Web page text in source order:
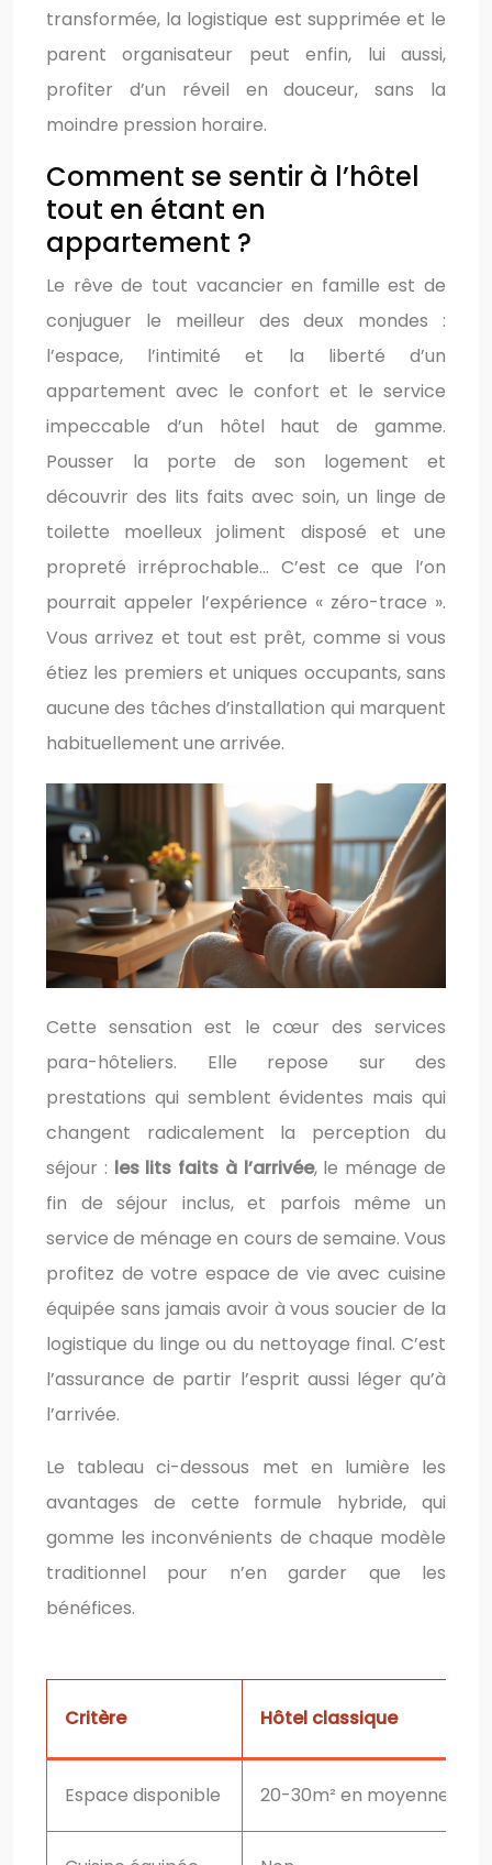
transformée, la logistique est supprimée et le
parent organisateur peut enfin, lui aussi,
profiter d’un réveil en douceur, sans la
moindre pression horaire.
Comment se sentir à l’hôtel
tout en étant en
appartement ?
Le rêve de tout vacancier en famille est de
conjuguer le meilleur des deux mondes :
l’espace, l’intimité et la liberté d’un
appartement avec le confort et le service
impeccable d’un hôtel haut de gamme.
Pousser la porte de son logement et
découvrir des lits faits avec soin, un linge de
toilette moelleux joliment disposé et une
propreté irréprochable… C’est ce que l’on
pourrait appeler l’expérience « zéro-trace ».
Vous arrivez et tout est prêt, comme si vous
étiez les premiers et uniques occupants, sans
aucune des tâches d’installation qui marquent
habituellement une arrivée.
Cette sensation est le cœur des services
para-hôteliers. Elle repose sur des
prestations qui semblent évidentes mais qui
changent radicalement la perception du
séjour : les lits faits à l’arrivée, le ménage de
fin de séjour inclus, et parfois même un
service de ménage en cours de semaine. Vous
profitez de votre espace de vie avec cuisine
équipée sans jamais avoir à vous soucier de la
logistique du linge ou du nettoyage final. C’est
l’assurance de partir l’esprit aussi léger qu’à
l’arrivée.
Le tableau ci-dessous met en lumière les
avantages de cette formule hybride, qui
gomme les inconvénients de chaque modèle
traditionnel pour n’en garder que les
bénéfices.
Critère Hôtel classique
Espace disponible 20-30m² en moyenne